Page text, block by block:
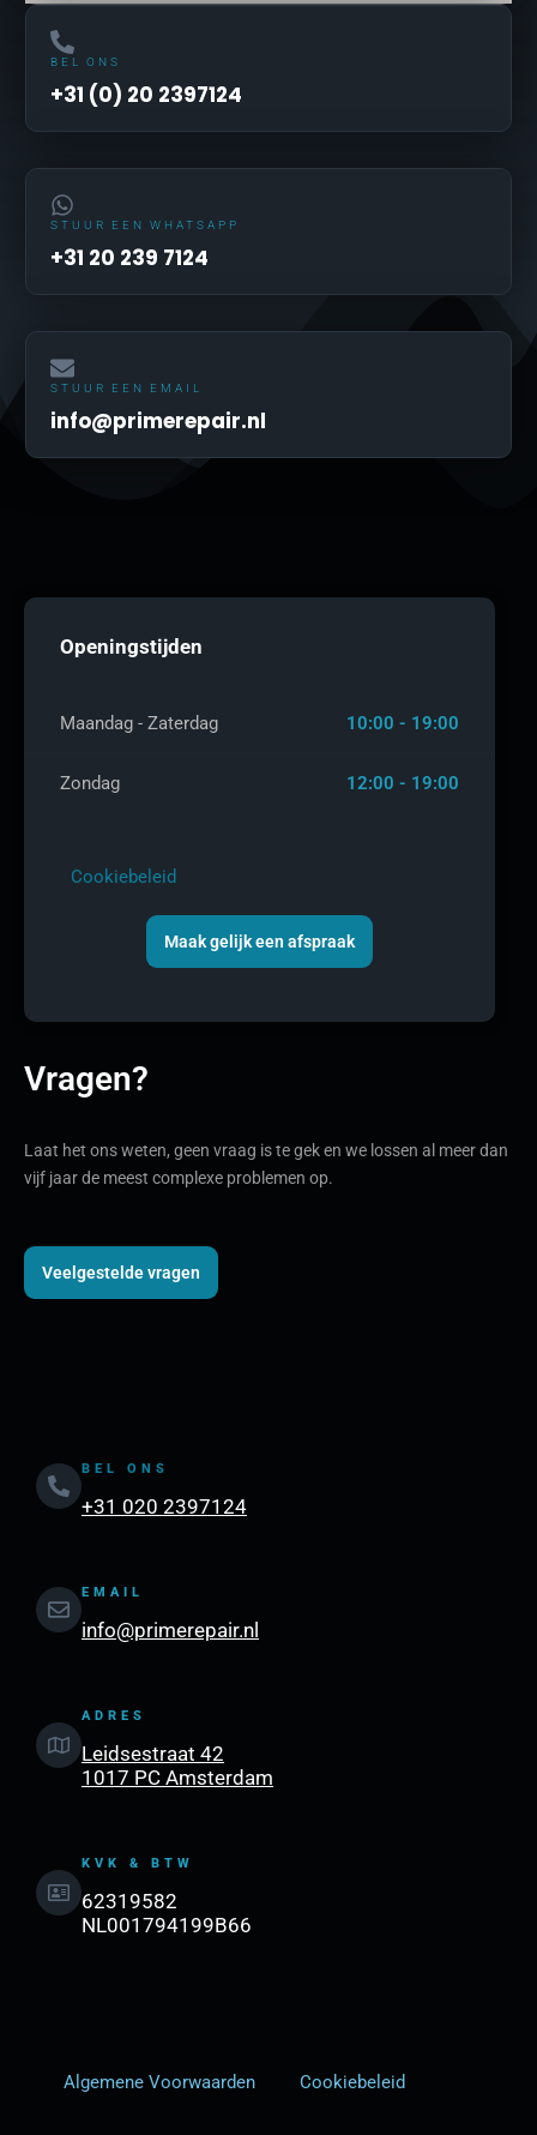
BEL ONS
+31 (0) 20 2397124
STUUR EEN WHATSAPP
+31 20 239 7124
STUUR EEN EMAIL
info@primerepair.nl
Openingstijden
Maandag - Zaterdag 10:00 - 19:00
Zondag 12:00 - 19:00
Cookiebeleid
Maak gelijk een afspraak
Vragen?
Laat het ons weten, geen vraag is te gek en we lossen al meer dan
vijf jaar de meest complexe problemen op.
Veelgestelde vragen
BEL ONS
+31 020 2397124
EMAIL
info@primerepair.nl
ADRES
Leidsestraat 42
1017 PC Amsterdam
KVK & BTW
62319582
NL001794199B66
Algemene Voorwaarden Cookiebeleid